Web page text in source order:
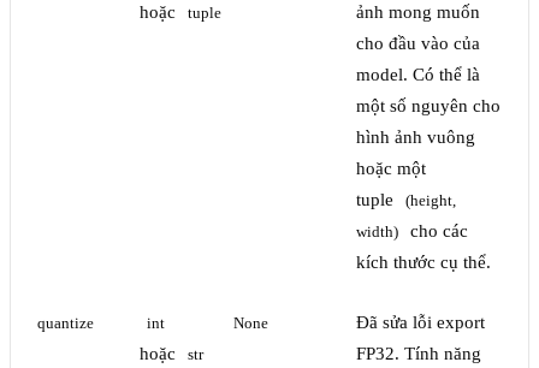
hoặc tuple
ảnh mong muốn
cho đầu vào của
model. Có thể là
một số nguyên cho
hình ảnh vuông
hoặc một
tuple
(height,
width)
cho các
kích thước cụ thể.
quantize int
hoặc str
None
Đã sửa lỗi export
FP32. Tính năng